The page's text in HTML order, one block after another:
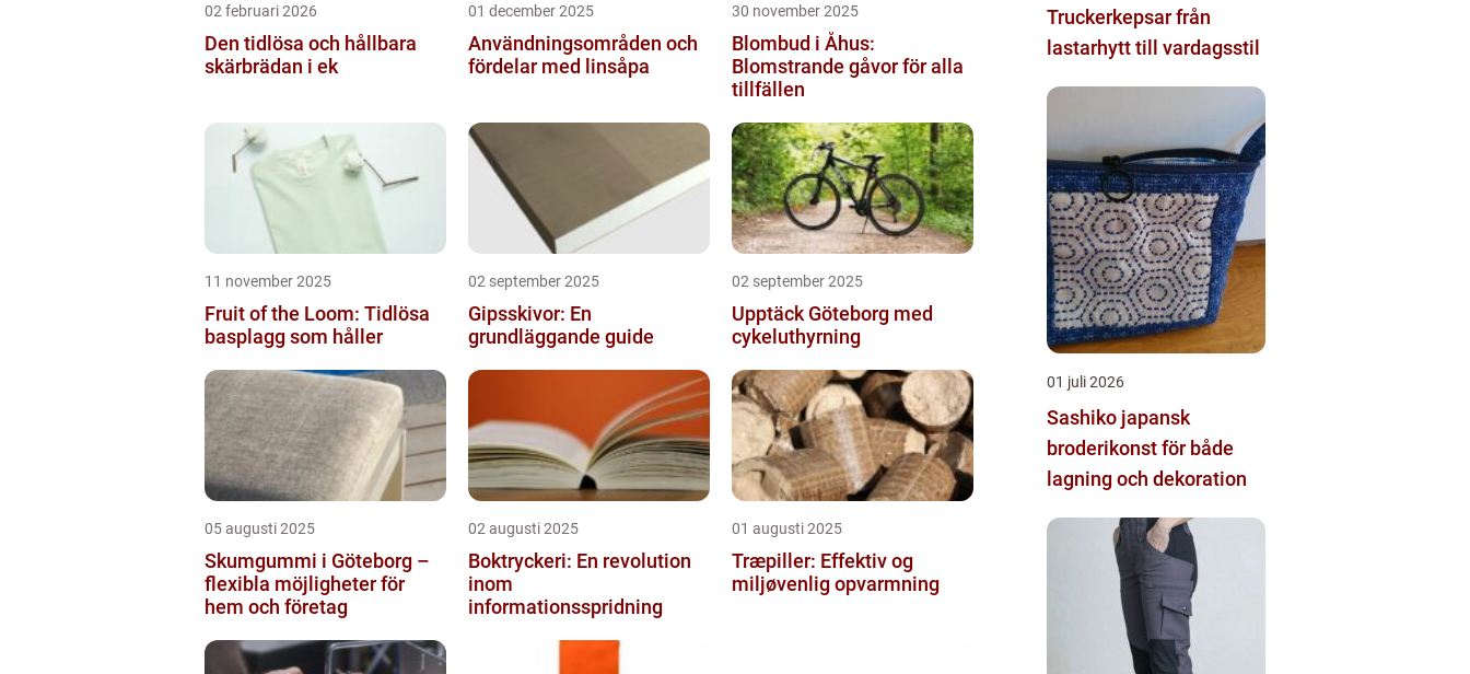
02 februari 2026
Den tidlösa och hållbara
skärbrädan i ek
01 december 2025
Användningsområden och
fördelar med linsåpa
30 november 2025
Blombud i Åhus:
Blomstrande gåvor för alla
tillfällen
11 november 2025
Fruit of the Loom: Tidlösa
basplagg som håller
02 september 2025
Gipsskivor: En
grundläggande guide
02 september 2025
Upptäck Göteborg med
cykeluthyrning
05 augusti 2025
Skumgummi i Göteborg –
flexibla möjligheter för
hem och företag
02 augusti 2025
Boktryckeri: En revolution
inom
informationsspridning
01 augusti 2025
Træpiller: Effektiv og
miljøvenlig opvarmning
Truckerkepsar från
lastarhytt till vardagsstil
01 juli 2026
Sashiko japansk
broderikonst för både
lagning och dekoration